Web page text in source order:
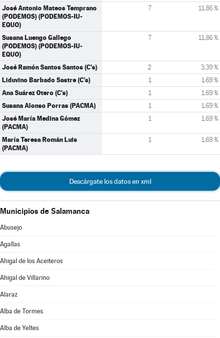
José Antonio Mateos Temprano
(PODEMOS) (PODEMOS-IU-
EQUO)
7 11,86 %
Susana Luengo Gallego
(PODEMOS) (PODEMOS-IU-
EQUO)
7 11,86 %
José Ramón Santos Santos (C's) 2 3,39 %
Liduvino Barbado Sastre (C's) 1 1,69 %
Ana Suárez Otero (C's) 1 1,69 %
Susana Alonso Porras (PACMA) 1 1,69 %
José María Medina Gómez
(PACMA)
1 1,69 %
María Teresa Román Luis
(PACMA)
1 1,69 %
Descárgate los datos en xml
Municipios de Salamanca
Abusejo
Agallas
Ahigal de los Aceiteros
Ahigal de Villarino
Alaraz
Alba de Tormes
Alba de Yeltes